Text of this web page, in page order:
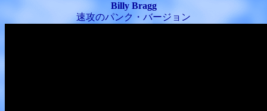
Billy Bragg
速攻のパンク・バージョン